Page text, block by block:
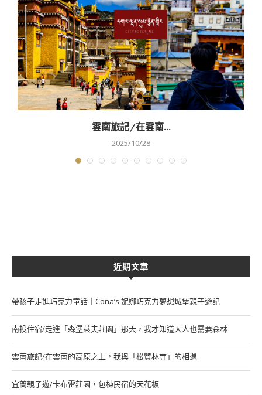
雲南旅記/在雲南...
2025/10/28
近期文章
帶孩子走進巧克力童話｜Cona’s 妮娜巧克力夢想城堡親子遊記
南投住宿/走進「森堡萊夫莊園」那天，我才知道大人也需要森林
雲南旅記/在雲南的高原之上，我與「松贊林寺」的相遇
宜蘭親子遊/卡布雷莊園，包棟民宿的天花板